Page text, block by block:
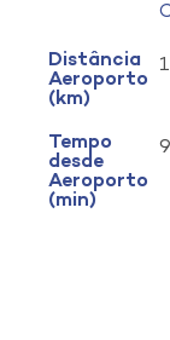
Distância
Aeroporto
(km)
Tempo
desde
Aeroporto
(min)